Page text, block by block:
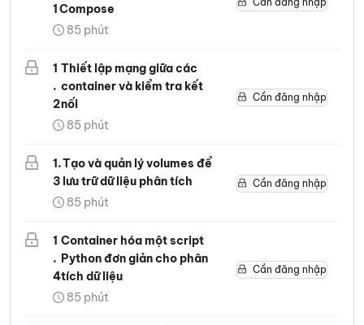
1Compose
85 phút
1
.
2
Thiết lập mạng giữa các
container và kiểm tra kết
nối
85 phút
Cần đăng nhập
1.
3
Tạo và quản lý volumes để
lưu trữ dữ liệu phân tích
85 phút
Cần đăng nhập
1
.
4
Container hóa một script
Python đơn giản cho phân
tích dữ liệu
85 phút
Cần đăng nhập